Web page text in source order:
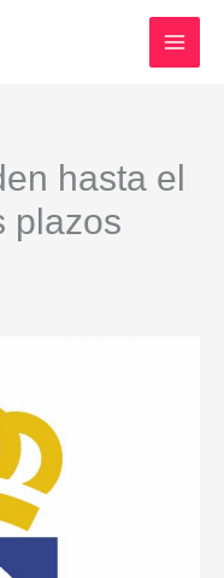
hasta el
plazos